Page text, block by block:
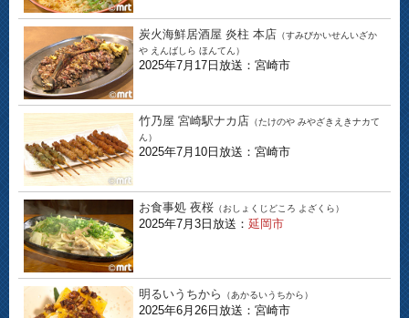
炭火海鮮居酒屋 炎柱 本店 （すみびかいせんいざか
や えんばしら ほんてん）
2025年7月17日放送：宮崎市
竹乃屋 宮崎駅ナカ店 （たけのや みやざきえきナカて
ん）
2025年7月10日放送：宮崎市
お食事処 夜桜 （おしょくじどころ よざくら）
2025年7月3日放送： 延岡市
明るいうちから （あかるいうちから）
2025年6月26日放送：宮崎市